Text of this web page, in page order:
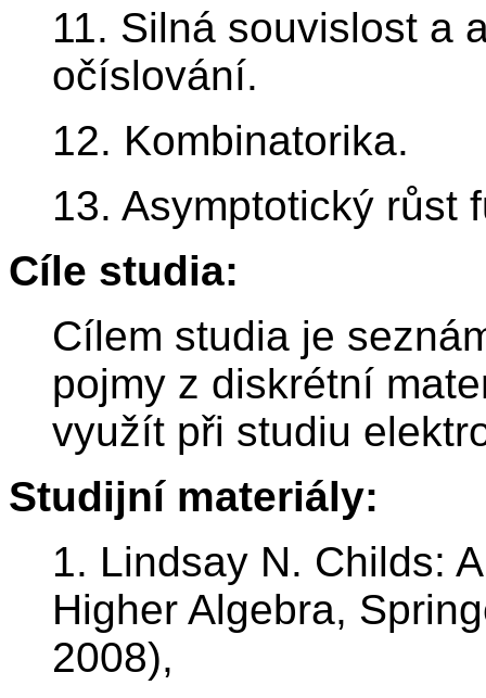
11. Silná souvislost a
očíslování.
12. Kombinatorika.
13. Asymptotický růst
Cíle studia:
Cílem studia je
pojmy z diskrétní
využít při studiu
Studijní materiály:
1. Lindsay N. Childs:
Higher Algebra,
2008),